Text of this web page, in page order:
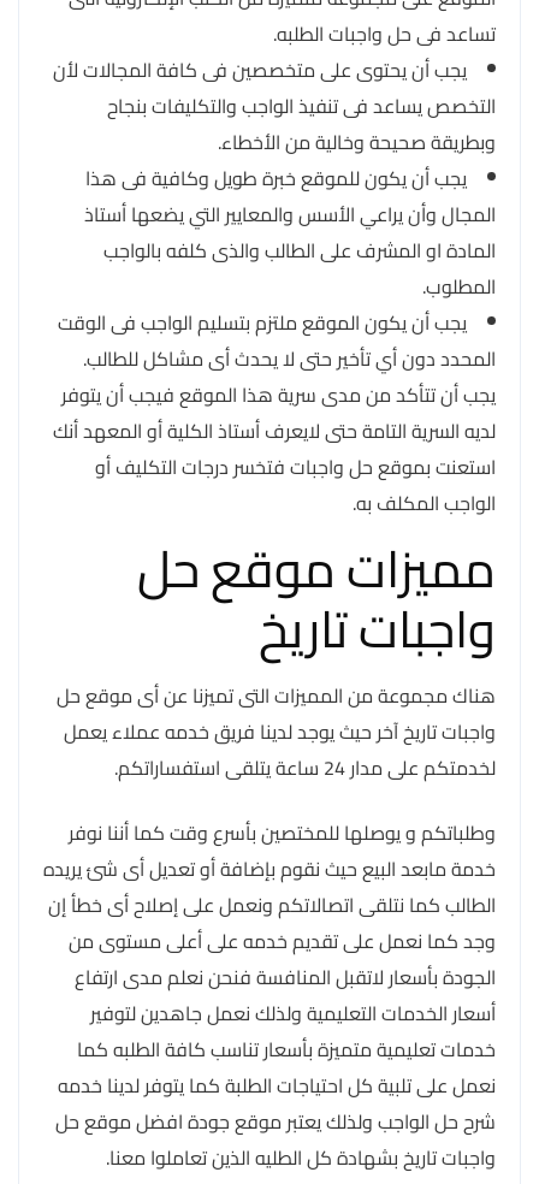
تساعد فى حل واجبات الطلبه.
يجب أن يحتوى على متخصصين فى كافة المجالات لأن
التخصص يساعد فى تنفيذ الواجب والتكليفات بنجاح
وبطريقة صحيحة وخالية من الأخطاء.
يجب أن يكون للموقع خبرة طويل وكافية فى هذا
المجال وأن يراعي الأسس والمعايير التي يضعها أستاذ
المادة او المشرف على الطالب والذى كلفه بالواجب
المطلوب.
يجب أن يكون الموقع ملتزم بتسليم الواجب فى الوقت
المحدد دون أي تأخير حتى لا يحدث أى مشاكل للطالب.
يجب أن تتأكد من مدى سرية هذا الموقع فيجب أن يتوفر
لديه السرية التامة حتى لايعرف أستاذ الكلية أو المعهد أنك
استعنت بموقع حل واجبات فتخسر درجات التكليف أو
الواجب المكلف به.
مميزات موقع حل
واجبات تاريخ
هناك مجموعة من المميزات التى تميزنا عن أى موقع حل
واجبات تاريخ آخر حيث يوجد لدينا فريق خدمه عملاء يعمل
لخدمتكم على مدار 24 ساعة يتلقى استفساراتكم.
وطلباتكم و يوصلها للمختصين بأسرع وقت كما أننا نوفر
خدمة مابعد البيع حيث نقوم بإضافة أو تعديل أى شئ يريده
الطالب كما نتلقى اتصالاتكم ونعمل على إصلاح أى خطأ إن
وجد كما نعمل على تقديم خدمه على أعلى مستوى من
الجودة بأسعار لاتقبل المنافسة فنحن نعلم مدى ارتفاع
أسعار الخدمات التعليمية ولذلك نعمل جاهدين لتوفير
خدمات تعليمية متميزة بأسعار تناسب كافة الطلبه كما
نعمل على تلبية كل احتياجات الطلبة كما يتوفر لدينا خدمه
شرح حل الواجب ولذلك يعتبر موقع جودة افضل موقع حل
واجبات تاريخ بشهادة كل الطليه الذين تعاملوا معنا.